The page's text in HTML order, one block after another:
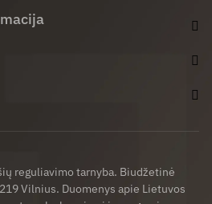
reguliavimo tarnyba. Biudžetinė
Vilnius. Duomenys apie Lietuvos